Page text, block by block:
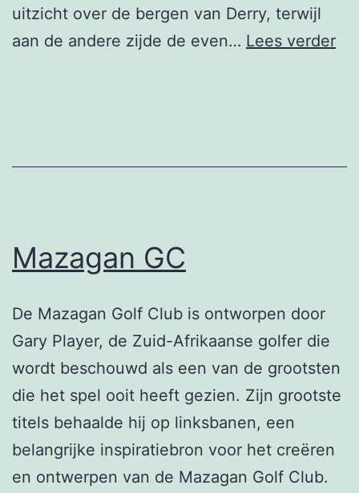
uitzicht over de bergen van Derry, terwijl
aan de andere zijde de even… Lees verder
Mazagan GC
De Mazagan Golf Club is ontworpen door
Gary Player, de Zuid-Afrikaanse golfer die
wordt beschouwd als een van de grootsten
die het spel ooit heeft gezien. Zijn grootste
titels behaalde hij op linksbanen, een
belangrijke inspiratiebron voor het creëren
en ontwerpen van de Mazagan Golf Club.